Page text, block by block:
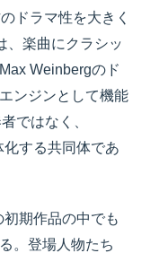
ドラマ性を大きく
、楽曲にクラシッ
Weinbergのド
ンジンとして機能
ではなく、
する共同体であ
期作品の中でも
。登場人物たち